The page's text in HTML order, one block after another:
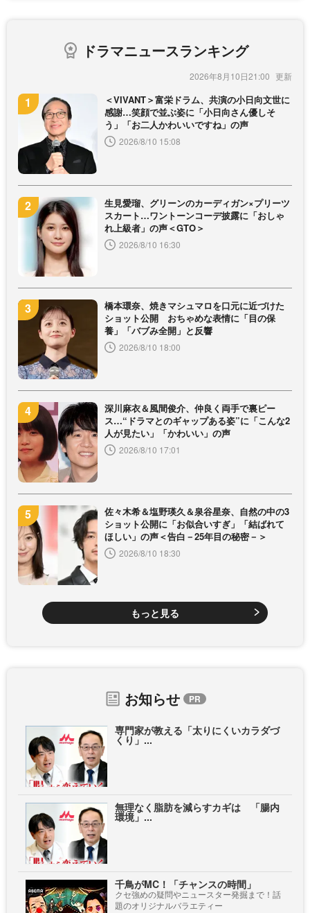
ドラマニュースランキング
2026年8月10日21:00
＜VIVANT＞富栄ドラム、共演の小日向文世に
感謝…笑顔で並ぶ姿に「小日向さん優しそ
う」「お二人かわいいですね」の声
2026/8/10 15:08
生見愛瑠、グリーンのカーディガン×プリーツ
スカート…ワントーンコーデ披露に「おしゃ
れ上級者」の声＜GTO＞
2026/8/10 16:30
橋本環奈、焼きマシュマロを口元に近づけた
ショット公開 おちゃめな表情に「目の保
養」「バブみ全開」と反響
2026/8/10 18:00
深川麻衣＆風間俊介、仲良く両手で裏ピー
ス…“ドラマとのギャップある姿”に「こんな2
人が見たい」「かわいい」の声
2026/8/10 17:01
佐々木希＆塩野瑛久＆泉谷星奈、自然の中の3
ショット公開に「お似合いすぎ」「結ばれて
ほしい」の声＜告白－25年目の秘密－＞
2026/8/10 18:30
もっと見る
お知らせ
専門家が教える「太りにくいカラダづ
くり」...
無理なく脂肪を減らすカギは 「腸内
環境」...
千鳥がMC！「チャンスの時間」
クセ強めの疑問やニュースター発掘まで！話
題のオリジナルバラエティー